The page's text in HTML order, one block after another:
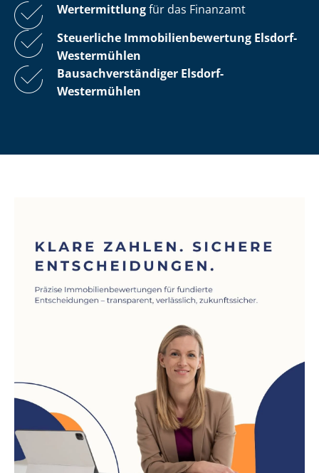
Wertermittlungfür das Finanzamt
Steuerliche Im­mo­bi­li­en­be­wer­tung Elsdorf-
Westermühlen
Bau­sach­ver­stän­di­ger Elsdorf-
Westermühlen